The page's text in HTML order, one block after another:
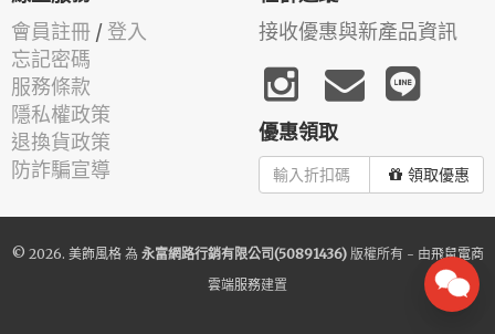
會員註冊 / 登入
忘記密碼
服務條款
隱私權政策
退換貨政策
防詐騙宣導
接收優惠與新產品資訊
優惠領取
領取優惠
© 2026. 美飾風格為 永富網路行銷有限公司(50891436)版權所有 - 由飛鼠電商
雲端服務建置